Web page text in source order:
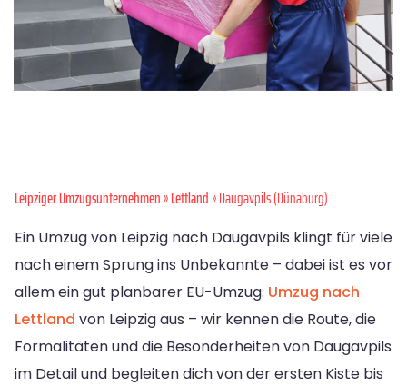
Leipziger Umzugsunternehmen»Lettland» Daugavpils (Dünaburg)
Ein Umzug von Leipzig nach Daugavpils klingt für viele
nach einem Sprung ins Unbekannte – dabei ist es vor
allem ein gut planbarer EU-Umzug. Umzug nach
Lettland von Leipzig aus – wir kennen die Route, die
Formalitäten und die Besonderheiten von Daugavpils
im Detail und begleiten dich von der ersten Kiste bis